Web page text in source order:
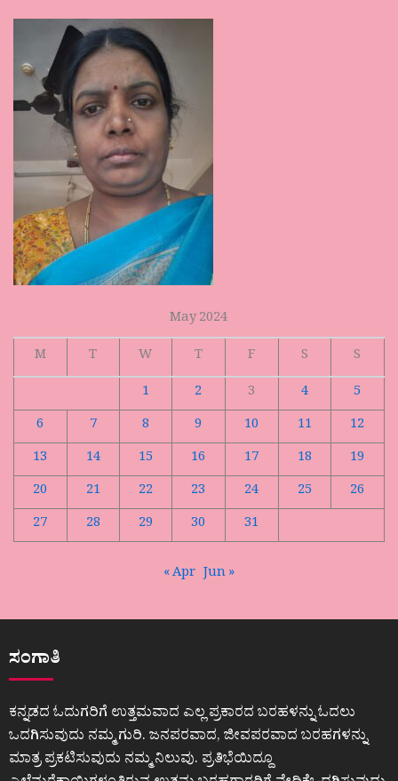
May 2024
M
T W T F S
S
1
2 3 4
5
6
7 8 9 10 11
12
13
14 15 16 17 18
19
20
21 22 23 24 25
26
27
28 29 30 31
« Apr Jun »
ಸಂಗಾತಿ
ಕನ್ನಡದ ಓದುಗರಿಗೆ ಉತ್ತಮವಾದ ಎಲ್ಲ ಪ್ರಕಾರದ ಬರಹಳನ್ನು ಓದಲು
ಒದಗಿಸುವುದು ನಮ್ಮ ಗುರಿ. ಜನಪರವಾದ, ಜೀವಪರವಾದ ಬರಹಗಳನ್ನು
ಮಾತ್ರ ಪ್ರಕಟಿಸುವುದು ನಮ್ಮ ನಿಲುವು. ಪ್ರತಿಭೆಯಿದ್ದೂ